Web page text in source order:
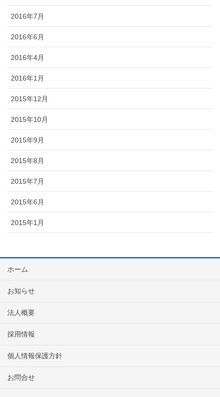
2016年7月
2016年6月
2016年4月
2016年1月
2015年12月
2015年10月
2015年9月
2015年8月
2015年7月
2015年6月
2015年1月
ホーム
お知らせ
法人概要
採用情報
個人情報保護方針
お問合せ